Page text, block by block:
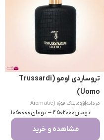
تروساردی اومو (Trussardi
Uomo)
مردانه|
آروماتیک فوژه (Aromatic
Fougere)
تومان4502000
– تومان1050000
مشاهده و خرید